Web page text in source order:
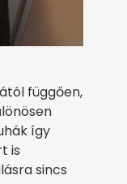
függően,
így
is
sincs